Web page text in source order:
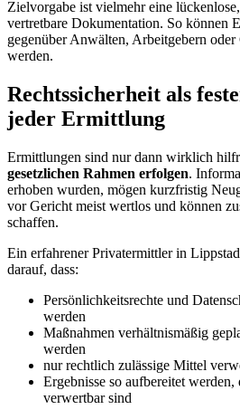
Zielvorgabe ist vielmehr eine
vertretbare Dokumentation. So können
gegenüber Anwälten, Arbeitgebern oder
werden.
Rechtssicherheit als
jeder Ermittlung
Ermittlungen sind nur dann wirklich
gesetzlichen Rahmen erfolgen.
erhoben wurden, mögen kurzfristig
vor Gericht meist wertlos und können
schaffen.
Ein erfahrener Privatermittler in
darauf, dass:
Persönlichkeitsrechte und
werden
Maßnahmen verhältnismäßig
werden
nur rechtlich zulässige Mittel
Ergebnisse so aufbereitet werden,
verwertbar sind